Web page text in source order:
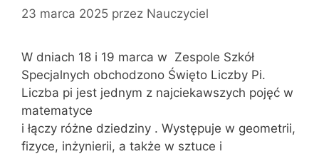
23 marca 2025 przez Nauczyciel
W dniach 18 i 19 marca w Zespole Szkół
Specjalnych obchodzono Święto Liczby Pi.
Liczba pi jest jednym z najciekawszych pojęć w
matematyce
i łączy różne dziedziny . Występuje w geometrii,
fizyce, inżynierii, a także w sztuce i